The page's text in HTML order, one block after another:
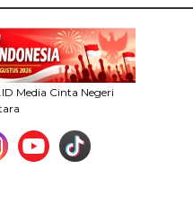
Media Cinta Negeri